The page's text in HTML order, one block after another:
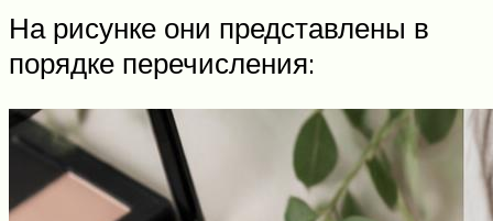
На рисунке они представлены в
порядке перечисления: